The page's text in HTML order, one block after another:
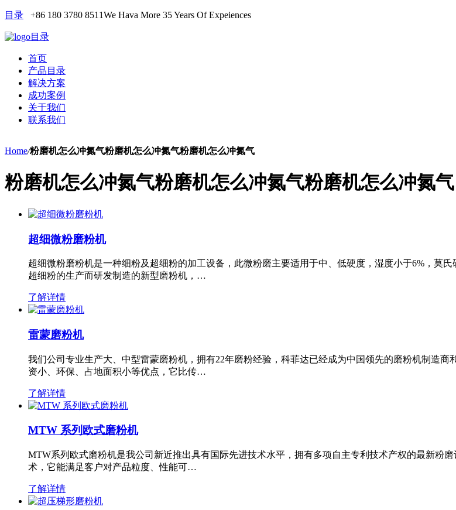
目录 +86 180 3780 8511We Hava More 35 Years Of Expeiences
目录
首页
产品目录
解决方案
成功案例
关于我们
联系我们
Home/粉磨机怎么冲氮气粉磨机怎么冲氮气粉磨机怎么冲氮气
粉磨机怎么冲氮气粉磨机怎么冲氮气粉磨机怎么冲氮气
超细微粉磨粉机
超细微粉磨粉机是一种细粉及超细粉的加工设备，此微粉磨主要适用于中、低硬度，湿度小于6%，莫
超细粉的生产而研发制造的新型磨粉机，…
了解详情
雷蒙磨粉机
我们公司专业生产大、中型雷蒙磨粉机，拥有22年磨粉经验，科菲达已经成为中国领先的磨粉机制造
资小、环保、占地面积小等优点，它比传…
了解详情
MTW 系列欧式磨粉机
MTW系列欧式磨粉机是我公司新近推出具有国际先进技术水平，拥有多项自主专利技术产权的最新粉
术，它能满足客户对产品粒度、性能可…
了解详情